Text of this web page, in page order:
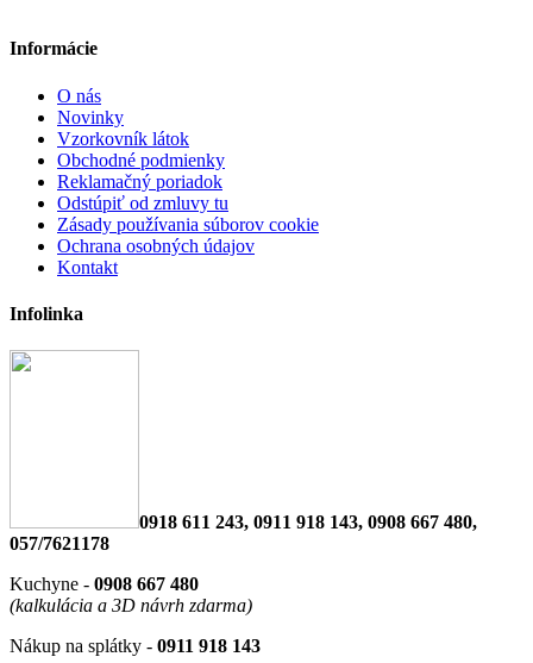
Informácie
O nás
Novinky
Vzorkovník látok
Obchodné podmienky
Reklamačný poriadok
Odstúpiť od zmluvy tu
Zásady používania súborov cookie
Ochrana osobných údajov
Kontakt
Infolinka
0918 611 243, 0911 918 143, 0908 667 480,
057/7621178
Kuchyne - 0908 667 480
(kalkulácia a 3D návrh zdarma)
Nákup na splátky - 0911 918 143